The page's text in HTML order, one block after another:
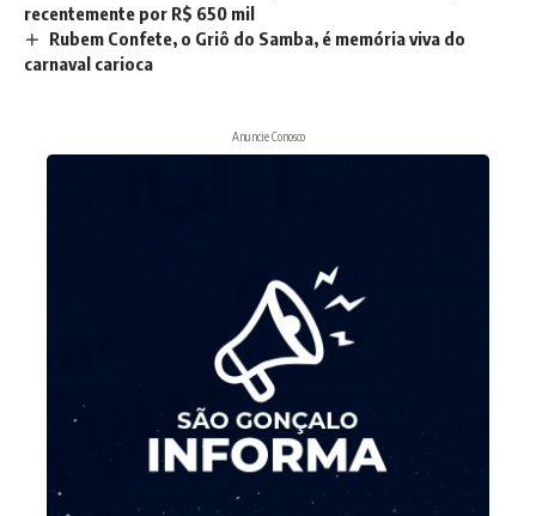
recentemente por R$ 650 mil
Rubem Confete, o Griô do Samba, é memória viva do
carnaval carioca
Anuncie Conosco